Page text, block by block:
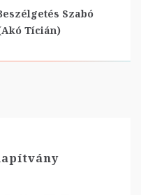
Szabó
Tícián)